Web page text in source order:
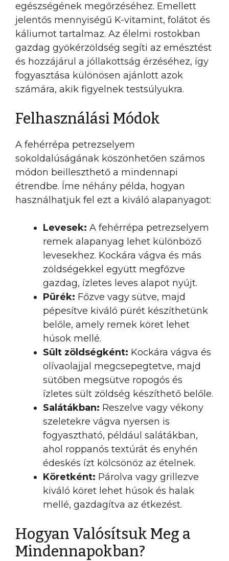
egészségének megőrzéséhez. Emellett
jelentős mennyiségű K-vitamint, folátot és
káliumot tartalmaz. Az élelmi rostokban
gazdag gyökérzöldség segíti az emésztést
és hozzájárul a jóllakottság érzéséhez, így
fogyasztása különösen ajánlott azok
számára, akik figyelnek testsúlyukra.
Felhasználási Módok
A fehérrépa petrezselyem
sokoldalúságának köszönhetően számos
módon beilleszthető a mindennapi
étrendbe. Íme néhány példa, hogyan
használhatjuk fel ezt a kiváló alapanyagot:
Levesek: A fehérrépa petrezselyem
remek alapanyag lehet különböző
levesekhez. Kockára vágva és más
zöldségekkel együtt megfőzve
gazdag, ízletes leves alapot nyújt.
Pürék: Főzve vagy sütve, majd
pépesítve kiváló pürét készíthetünk
belőle, amely remek köret lehet
húsok mellé.
Sült zöldségként: Kockára vágva és
olívaolajjal megcsepegtetve, majd
sütőben megsütve ropogós és
ízletes sült zöldség készíthető belőle.
Salátákban: Reszelve vagy vékony
szeletekre vágva nyersen is
fogyasztható, például salátákban,
ahol roppanós textúrát és enyhén
édeskés ízt kölcsönöz az ételnek.
Köretként: Párolva vagy grillezve
kiváló köret lehet húsok és halak
mellé, gazdagítva az étkezést.
Hogyan Valósítsuk Meg a
Mindennapokban?